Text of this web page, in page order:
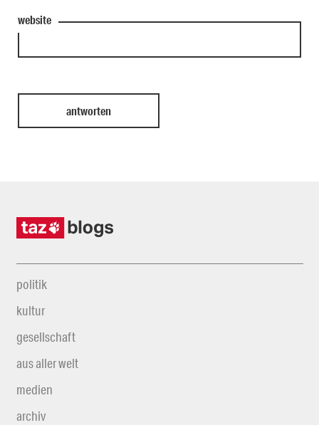
website
politik
kultur
gesellschaft
aus aller welt
medien
archiv